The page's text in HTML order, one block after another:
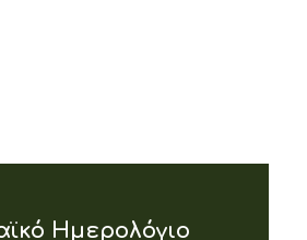
Ημερολόγιο